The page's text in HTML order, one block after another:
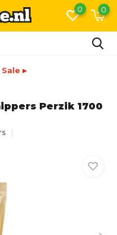
0 0
▸
Perzik 1700